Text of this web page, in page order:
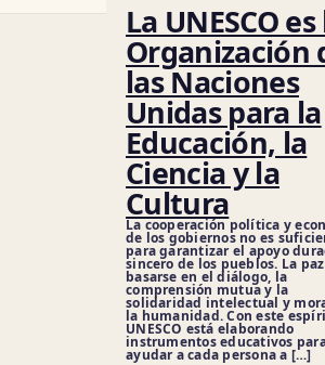
La UNESCO
Organización
las Naciones
Unidas para la
Educación, la
Ciencia y la
Cultura
La cooperación política y
de los gobiernos no es
para garantizar el apoyo
sincero de los pueblos. La
basarse en el diálogo, la
comprensión mutua y la
solidaridad intelectual y
la humanidad. Con este
UNESCO está elaborando
instrumentos educativos
ayudar a cada persona a […]